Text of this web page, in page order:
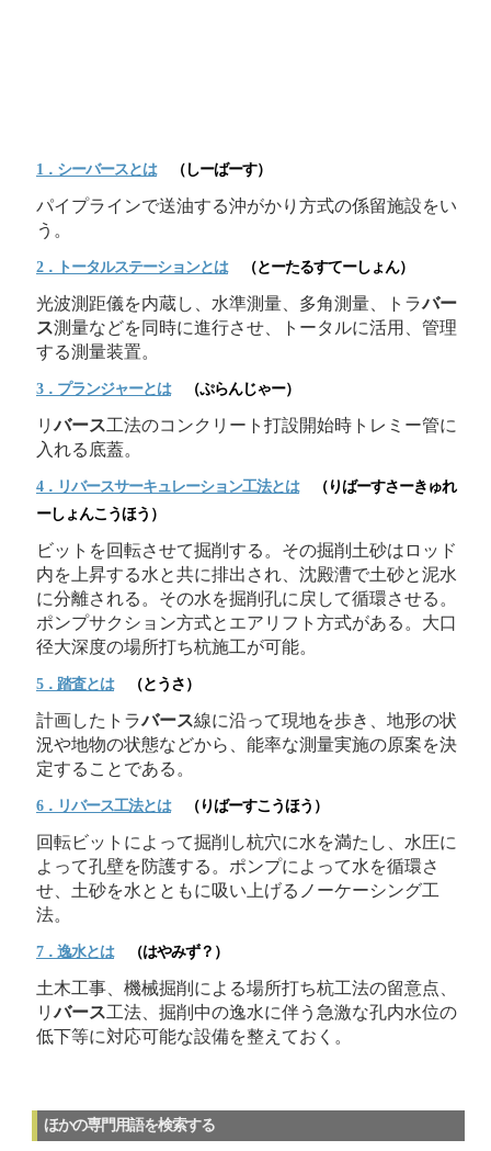
1．シーバースとは（しーばーす）
パイプラインで送油する沖がかり方式の係留施設をい
う。
2．トータルステーションとは（とーたるすてーしょん）
光波測距儀を内蔵し、水準測量、多角測量、トラバー
ス測量などを同時に進行させ、トータルに活用、管理
する測量装置。
3．プランジャーとは（ぷらんじゃー）
リバース工法のコンクリート打設開始時トレミー管に
入れる底蓋。
4．リバースサーキュレーション工法とは（りばーすさーきゅれ
ーしょんこうほう）
ビットを回転させて掘削する。その掘削土砂はロッド
内を上昇する水と共に排出され、沈殿漕で土砂と泥水
に分離される。その水を掘削孔に戻して循環させる。
ポンプサクション方式とエアリフト方式がある。大口
径大深度の場所打ち杭施工が可能。
5．踏査とは（とうさ）
計画したトラバース線に沿って現地を歩き、地形の状
況や地物の状態などから、能率な測量実施の原案を決
定することである。
6．リバース工法とは（りばーすこうほう）
回転ビットによって掘削し杭穴に水を満たし、水圧に
よって孔壁を防護する。ポンプによって水を循環さ
せ、土砂を水とともに吸い上げるノーケーシング工
法。
7．逸水とは（はやみず？）
土木工事、機械掘削による場所打ち杭工法の留意点、
リバース工法、掘削中の逸水に伴う急激な孔内水位の
低下等に対応可能な設備を整えておく。
ほかの専門用語を検索する